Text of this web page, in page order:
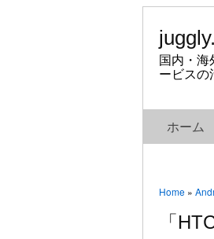
国内・
ービスの
ホーム
Home »
「